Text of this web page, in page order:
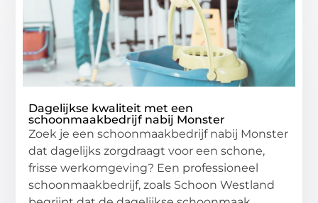
Dagelijkse kwaliteit met een
schoonmaakbedrijf nabij Monster
Zoek je een schoonmaakbedrijf nabij Monster
dat dagelijks zorgdraagt voor een schone,
frisse werkomgeving? Een professioneel
schoonmaakbedrijf, zoals Schoon Westland